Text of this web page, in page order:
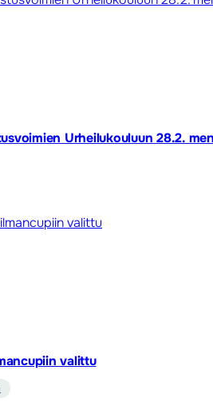
Urheilukouluun 28.2.
valittu